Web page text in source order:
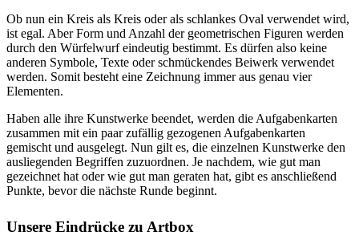
Ob nun ein Kreis als Kreis oder als schlankes Oval verwendet wird,
ist egal. Aber Form und Anzahl der geometrischen Figuren werden
durch den Würfelwurf eindeutig bestimmt. Es dürfen also keine
anderen Symbole, Texte oder schmückendes Beiwerk verwendet
werden. Somit besteht eine Zeichnung immer aus genau vier
Elementen.
Haben alle ihre Kunstwerke beendet, werden die Aufgabenkarten
zusammen mit ein paar zufällig gezogenen Aufgabenkarten
gemischt und ausgelegt. Nun gilt es, die einzelnen Kunstwerke den
ausliegenden Begriffen zuzuordnen. Je nachdem, wie gut man
gezeichnet hat oder wie gut man geraten hat, gibt es anschließend
Punkte, bevor die nächste Runde beginnt.
Unsere Eindrücke zu Artbox